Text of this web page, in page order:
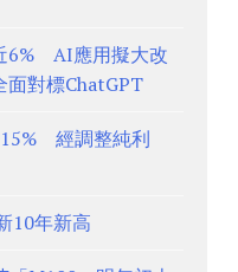
6% AI應用擬大改
對標ChatGPT
經調整純利
10年新高